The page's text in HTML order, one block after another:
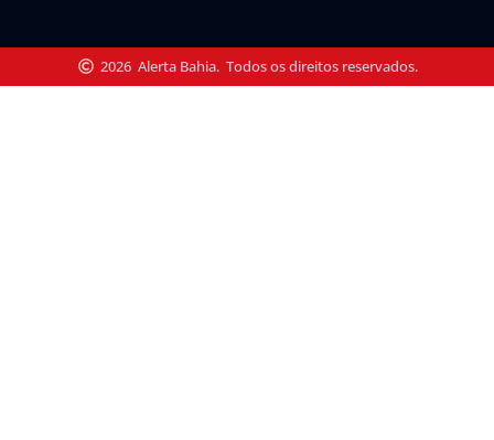
2026 Alerta Bahia. Todos os direitos reservados.